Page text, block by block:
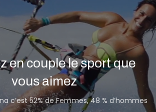
en couple le sport que
vous aimez
c’est 52% de Femmes, 48 % d’hommes